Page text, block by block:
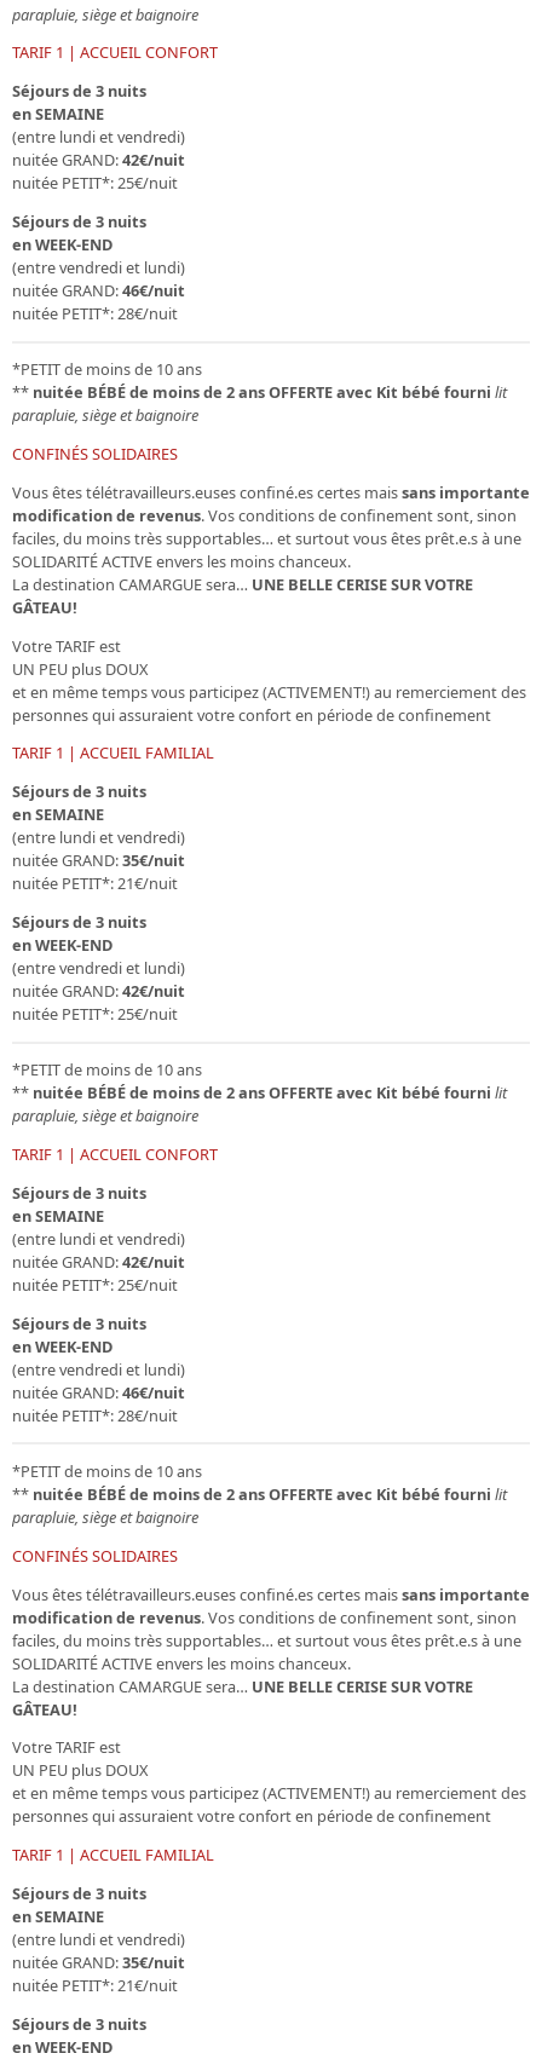
parapluie, siège et baignoire
TARIF 1 | ACCUEIL CONFORT
Séjours de 3 nuits
en SEMAINE
(entre lundi et vendredi)
nuitée GRAND:42€/nuit
nuitée PETIT*: 25€/nuit
Séjours de 3 nuits
en WEEK-END
(entre vendredi et lundi)
nuitée GRAND:46€/nuit
nuitée PETIT*: 28€/nuit
*PETIT de moins de 10 ans
** nuitée BÉBÉ de moins de 2 ansOFFERTE avec Kit bébé fourni lit
parapluie, siège et baignoire
CONFINÉS SOLIDAIRES
Vous êtes télétravailleurs.euses confiné.es certes maissans importante
modification de revenus. Vos conditions de confinement sont, sinon
faciles, du moins très supportables… et surtout vous êtes prêt.e.s à une
SOLIDARITÉ ACTIVE envers les moins chanceux.
La destination CAMARGUE sera… UNE BELLE CERISE SUR VOTRE
GÂTEAU!
VotreTARIF est
UN PEU plus DOUX
et en même temps vous participez (ACTIVEMENT!) au remerciementdes
personnes qui assuraient votre confort en période de confinement
TARIF 1 | ACCUEIL FAMILIAL
Séjours de 3 nuits
en SEMAINE
(entre lundi et vendredi)
nuitée GRAND:35€/nuit
nuitée PETIT*: 21€/nuit
Séjours de 3 nuits
en WEEK-END
(entre vendredi et lundi)
nuitée GRAND:42€/nuit
nuitée PETIT*: 25€/nuit
*PETIT de moins de 10 ans
** nuitée BÉBÉ de moins de 2 ansOFFERTE avec Kit bébé fourni lit
parapluie, siège et baignoire
TARIF 1 | ACCUEIL CONFORT
Séjours de 3 nuits
en SEMAINE
(entre lundi et vendredi)
nuitée GRAND:42€/nuit
nuitée PETIT*: 25€/nuit
Séjours de 3 nuits
en WEEK-END
(entre vendredi et lundi)
nuitée GRAND:46€/nuit
nuitée PETIT*: 28€/nuit
*PETIT de moins de 10 ans
** nuitée BÉBÉ de moins de 2 ansOFFERTE avec Kit bébé fourni lit
parapluie, siège et baignoire
CONFINÉS SOLIDAIRES
Vous êtes télétravailleurs.euses confiné.es certes maissans importante
modification de revenus. Vos conditions de confinement sont, sinon
faciles, du moins très supportables… et surtout vous êtes prêt.e.s à une
SOLIDARITÉ ACTIVE envers les moins chanceux.
La destination CAMARGUE sera… UNE BELLE CERISE SUR VOTRE
GÂTEAU!
VotreTARIF est
UN PEU plus DOUX
et en même temps vous participez (ACTIVEMENT!) au remerciementdes
personnes qui assuraient votre confort en période de confinement
TARIF 1 | ACCUEIL FAMILIAL
Séjours de 3 nuits
en SEMAINE
(entre lundi et vendredi)
nuitée GRAND:35€/nuit
nuitée PETIT*: 21€/nuit
Séjours de 3 nuits
en WEEK-END